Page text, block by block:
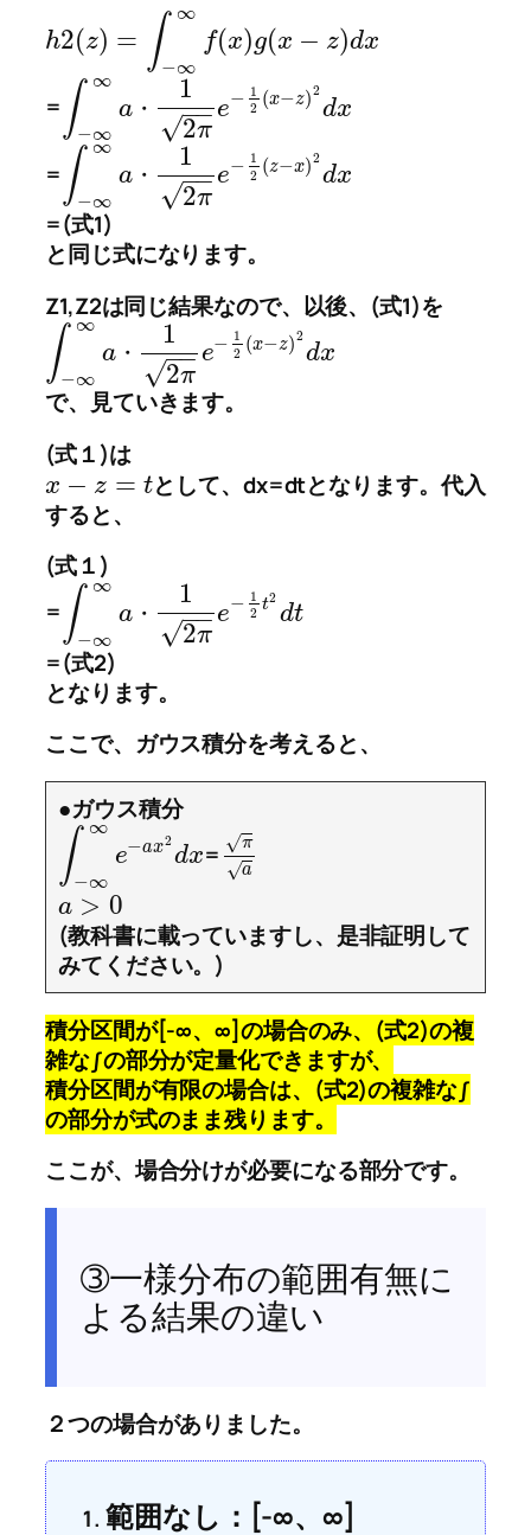
h2(z) = ∫ ∞
−∞
f(x)g(x − z)dx
= ∫ ∞
−∞
a・
1
2π
−−
√
e− 1
2 (x−z)2
dx
= ∫ ∞
−∞
a・
1
2π
−−
√
e− 1
2 (z−x)2
dx
=(式1)
と同じ式になります。
Z1,Z2は同じ結果なので、以後、(式1)を
∫ ∞
−∞
a・
1
2π
−−
√
e− 1
2 (x−z)2
dx
で、見ていきます。
(式１)は
x − z = tとして、dx=dtとなります。代入
すると、
(式１)
= ∫ ∞
−∞
a・
1
2π
−−
√
e− 1
2 t2
dt
=(式2)
となります。
ここで、ガウス積分を考えると、
●ガウス積分
∫ ∞
−∞
e−ax2
dx= π
√
a
√
a > 0
(教科書に載っていますし、是非証明して
みてください。)
積分区間が[-∞、∞]の場合のみ、(式2)の複
雑な∫の部分が定量化できますが、
積分区間が有限の場合は、(式2)の複雑な∫
の部分が式のまま残ります。
ここが、場合分けが必要になる部分です。
➂一様分布の範囲有無に
よる結果の違い
２つの場合がありました。
範囲なし：[-∞、∞]